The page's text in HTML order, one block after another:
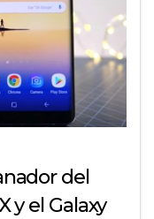
del
y el Galaxy